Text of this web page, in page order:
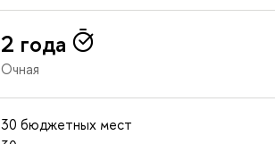
2 года
Очная
30 бюджетных мест